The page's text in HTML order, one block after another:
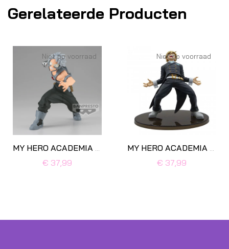
Gerelateerde Producten
MY HERO ACADEMIA - Tetsutetsu Tetsutetsu
€ 37,99
Niet op voorraad
MY HERO ACADEMIA - Phantom Thief
€ 37,99
Niet op voorraad